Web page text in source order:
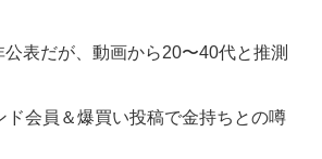
表だが、動画から20〜40代と推測
ド会員＆爆買い投稿で金持ちとの噂